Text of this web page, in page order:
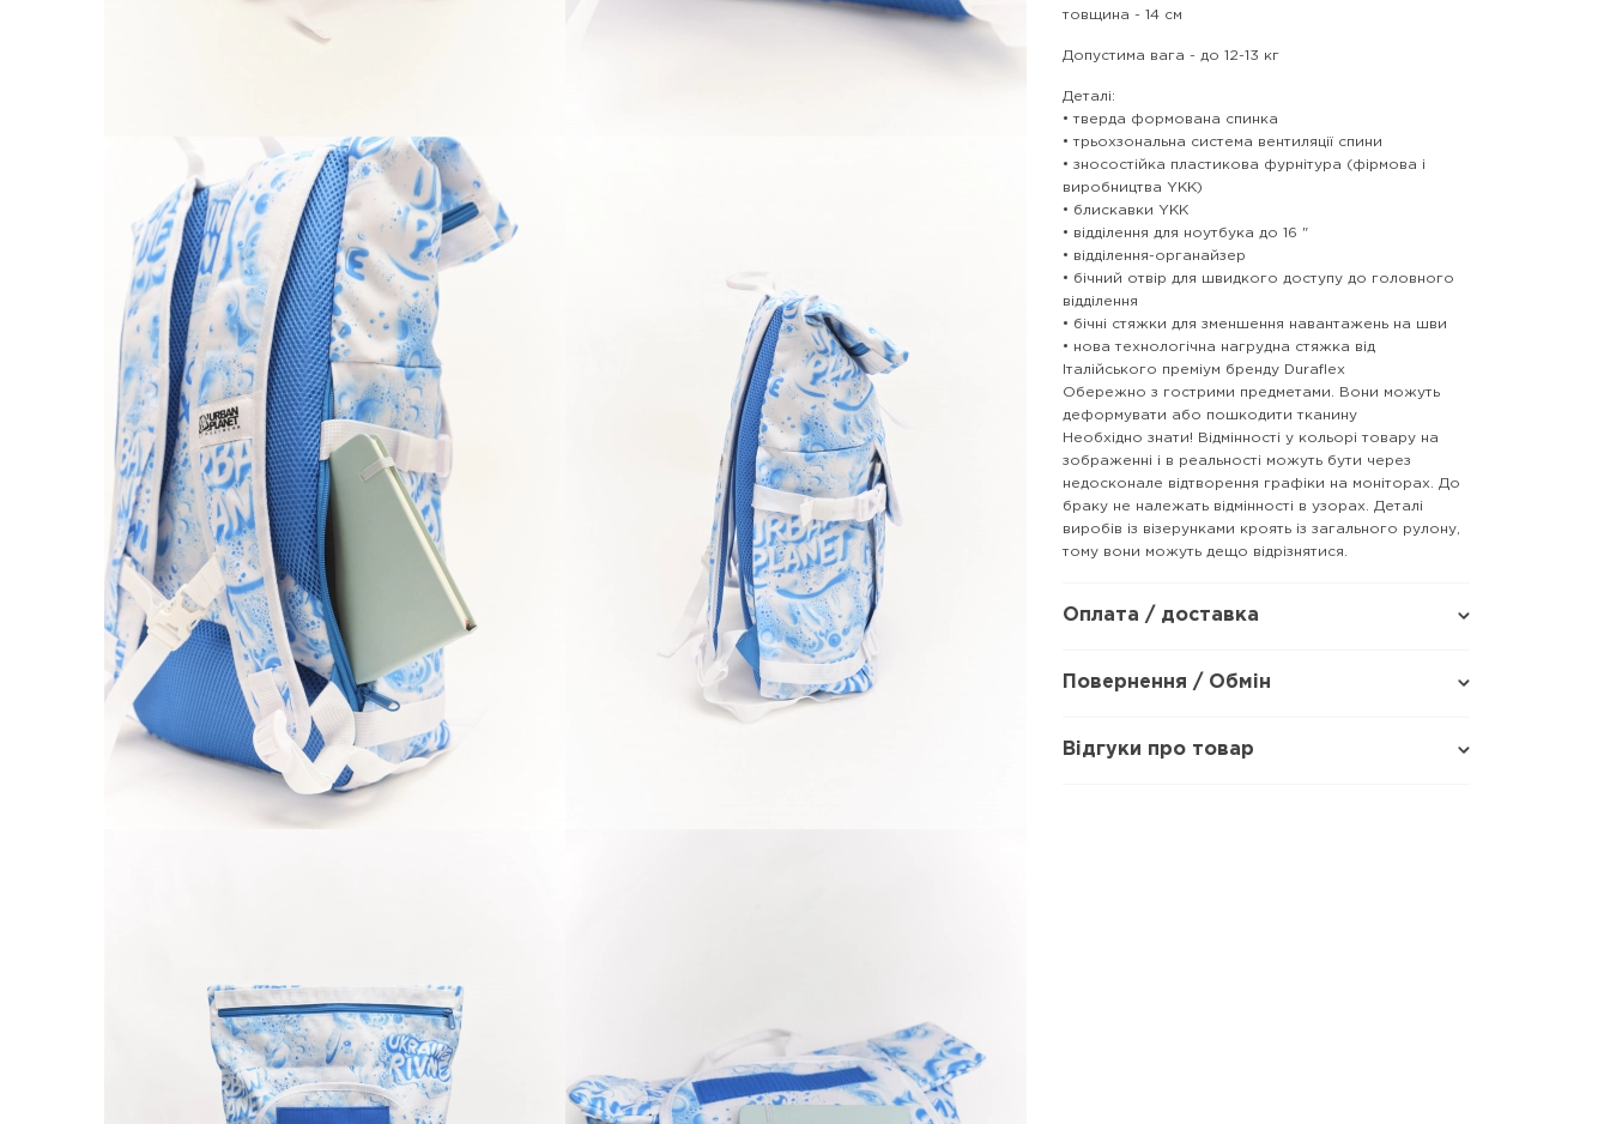
товщина - 14 см
Допустима вага - до 12-13 кг
Деталі:
• тверда формована спинка
• трьохзональна система вентиляції спини
• зносостійка пластикова фурнітура (фірмова і
виробництва YKK)
• блискавки YKK
• відділення для ноутбука до 16 "
• відділення-органайзер
• бічний отвір для швидкого доступу до головного
відділення
• бічні стяжки для зменшення навантажень на шви
• нова технологічна нагрудна стяжка від
Італійського преміум бренду Duraflex
Обережно з гострими предметами. Вони можуть
деформувати або пошкодити тканину
Необхідно знати! Відмінності у кольорі товару на
зображенні і в реальності можуть бути через
недосконале відтворення графіки на моніторах. До
браку не належать відмінності в узорах. Деталі
виробів із візерунками кроять із загального рулону,
тому вони можуть дещо відрізнятися.
Оплата / доставка
Повернення / Обмін
Відгуки про товар